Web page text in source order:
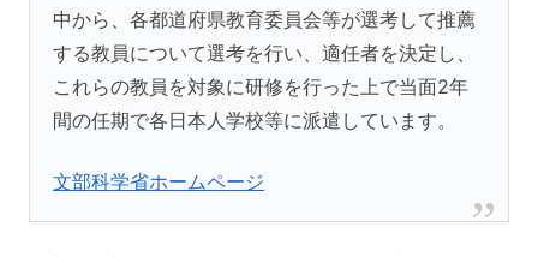
中から、各都道府県教育委員会等が選考して推薦
する教員について選考を行い、適任者を決定し、
これらの教員を対象に研修を行った上で当面2年
間の任期で各日本人学校等に派遣しています。
文部科学省ホームページ